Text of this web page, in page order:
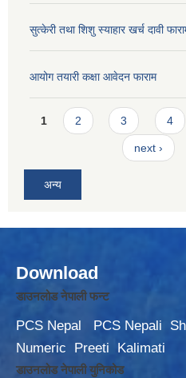
सुत्केरी तथा शिशु स्याहार खर्च दावी
आयोग तयारी कक्षा आवेदन फाराम
Pages
1 2 3 4
next ›
अन्य
Download
डाउनलोड नेपाली फन्ट
PCS Nepal PCS Nepali
Numeric
Preeti Kalimati
डाउनलोड नेपाली युनिकोड